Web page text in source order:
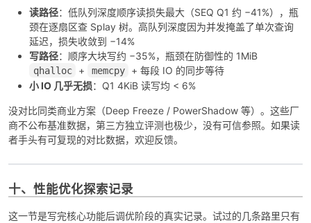
读路径：低队列深度顺序读损失最大（SEQ Q1 约 −41%），瓶
颈在逐扇区查 Splay 树。高队列深度因为并发掩盖了单次查询
延迟，损失收敛到 −14%
写路径：顺序大块写约 −35%，瓶颈在防御性的 1MiB
qhalloc + memcpy
+ 每段 IO 的同步等待
小 IO 几乎无损：Q1 4KiB 读写均 < 6%
没对比同类商业方案（Deep Freeze / PowerShadow 等）。这些厂
商不公布基准数据，第三方独立评测也极少，没有可信参照。如果读
者手头有可复现的对比数据，欢迎反馈。
十、性能优化探索记录
这一节是写完核心功能后调优阶段的真实记录。试过的几条路里只有